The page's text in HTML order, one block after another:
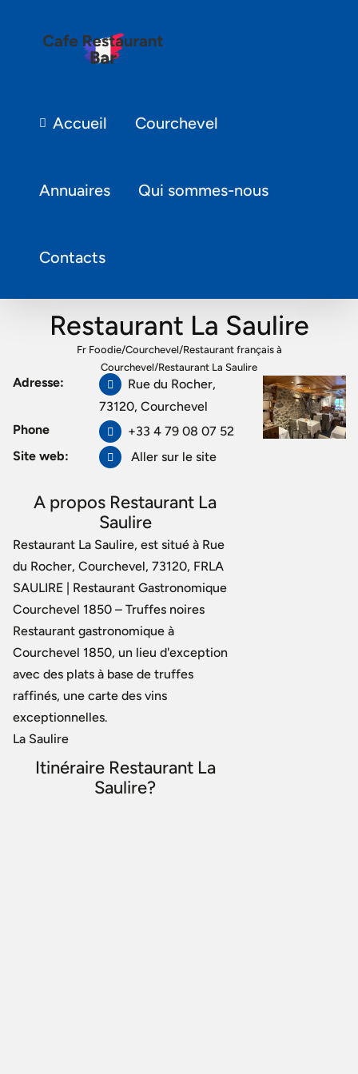
Accueil Courchevel
Annuaires Qui sommes-nous
Contacts
Restaurant La Saulire
Fr Foodie/Courchevel/Restaurant français à
Courchevel/Restaurant La Saulire
Adresse:
Rue du Rocher,
73120, Courchevel
Phone
+33 4 79 08 07 52
Site web:
Aller sur le site
A propos Restaurant La
Saulire
Restaurant La Saulire, est situé à Rue
du Rocher, Courchevel, 73120, FRLA
SAULIRE | Restaurant Gastronomique
Courchevel 1850 – Truffes noires
Restaurant gastronomique à
Courchevel 1850, un lieu d'exception
avec des plats à base de truffes
raffinés, une carte des vins
exceptionnelles.
La Saulire
Itinéraire Restaurant La
Saulire?